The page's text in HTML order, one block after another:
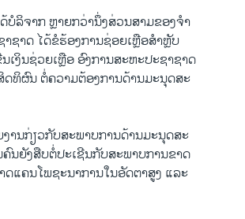
ລິຈາກ ​ຫຼາຍກວ່ານຶ່ງ​ສ່ວນ​ສາມຂອງຈໍາ
ຊາດ ໄດ້​ຂໍ​ຮ້ອງການຊ່ອຍ​ເຫຼືອສຳ​ຫຼັບ
ເງິນ​ຊ່ວຍ​ເຫຼື​ອ ອົງການ​ສະຫະ​ປະຊາ​ຊາດ
ທິ​ຜົນ ​ຕໍ່ຄວາມ​ຕ້ອງການ​ດ້ານ​ມະນຸດ​ສະ
ານກ່ຽວ​ກັບສະພາບການດ້ານ​ມະນຸດສະ​
ນ​ຍັງ​ສືບ​ຕໍ່​ປະ​ເຊີນ​ກັບ​ສະພາບ​ການຂາດ
ແຄນໂພຊະ​ນາ​ການ​ໃນ​ອັດຕາ​ສູງ ​ແລະ​